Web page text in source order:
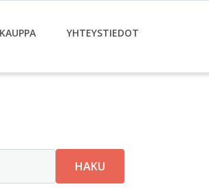
YHTEYSTIEDOT
HAKU